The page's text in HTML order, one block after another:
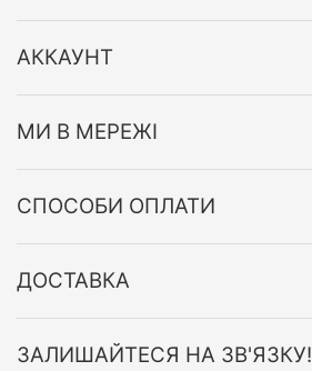
АККАУНТ
МИ В МЕРЕЖІ
СПОСОБИ ОПЛАТИ
ДОСТАВКА
ЗАЛИШАЙТЕСЯ НА ЗВ'ЯЗКУ!